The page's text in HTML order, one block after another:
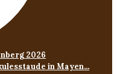
2026
in Mayen...